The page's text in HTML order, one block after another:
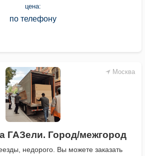
цена:
по телефону
Москва
ГАЗели. Город/межгород
недорого. Вы можете заказать